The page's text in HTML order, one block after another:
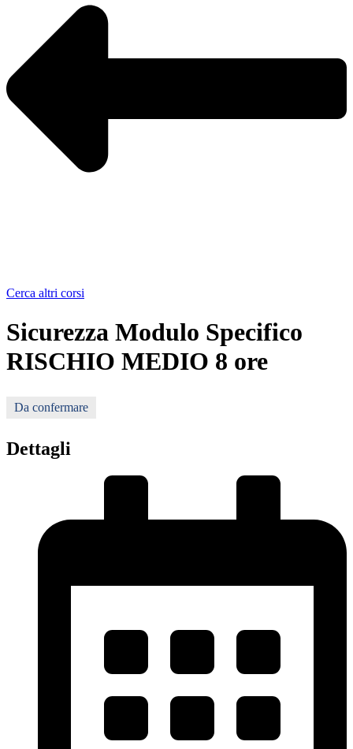
Cerca altri corsi
Sicurezza Modulo Specifico
RISCHIO MEDIO 8 ore
Da confermare
Dettagli